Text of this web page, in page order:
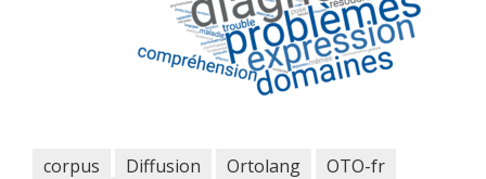
corpus Diffusion Ortolang
OTO-fr